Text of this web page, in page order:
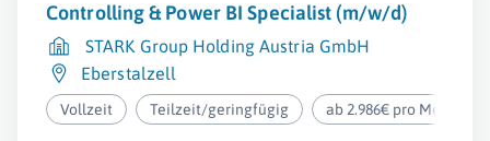
Controlling & Power BI Specialist (m/w/d)
STARK Group Holding Austria GmbH
Eberstalzell
Vollzeit Teilzeit/geringfügig ab 2.986€ pro Monat